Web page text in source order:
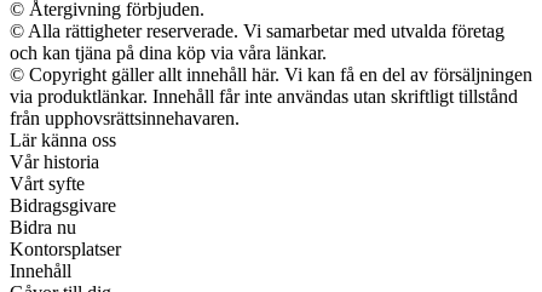
© Återgivning förbjuden.
© Alla rättigheter reserverade. Vi samarbetar med utvalda företag
och kan tjäna på dina köp via våra länkar.
© Copyright gäller allt innehåll här. Vi kan få en del av försäljningen
via produktlänkar. Innehåll får inte användas utan skriftligt tillstånd
från upphovsrättsinnehavaren.
Lär känna oss
Vår historia
Vårt syfte
Bidragsgivare
Bidra nu
Kontorsplatser
Innehåll